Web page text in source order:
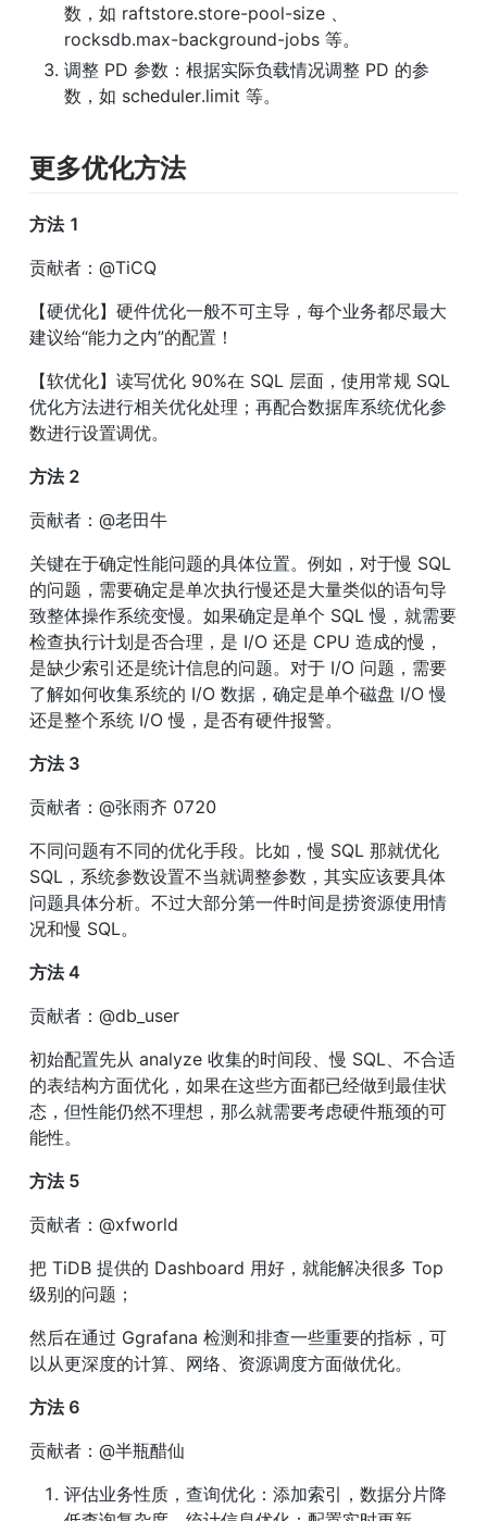
数，如 raftstore.store-pool-size 、
rocksdb.max-background-jobs 等。
调整 PD 参数：根据实际负载情况调整 PD 的参
数，如 scheduler.limit 等。
更多优化方法
方法 1
贡献者：@TiCQ
【硬优化】硬件优化一般不可主导，每个业务都尽最大
建议给“能力之内”的配置！
【软优化】读写优化 90%在 SQL 层面，使用常规 SQL
优化方法进行相关优化处理；再配合数据库系统优化参
数进行设置调优。
方法 2
贡献者：@老田牛
关键在于确定性能问题的具体位置。例如，对于慢 SQL
的问题，需要确定是单次执行慢还是大量类似的语句导
致整体操作系统变慢。如果确定是单个 SQL 慢，就需要
检查执行计划是否合理，是 I/O 还是 CPU 造成的慢，
是缺少索引还是统计信息的问题。对于 I/O 问题，需要
了解如何收集系统的 I/O 数据，确定是单个磁盘 I/O 慢
还是整个系统 I/O 慢，是否有硬件报警。
方法 3
贡献者：@张雨齐 0720
不同问题有不同的优化手段。比如，慢 SQL 那就优化
SQL，系统参数设置不当就调整参数，其实应该要具体
问题具体分析。不过大部分第一件时间是捞资源使用情
况和慢 SQL。
方法 4
贡献者：@db_user
初始配置先从 analyze 收集的时间段、慢 SQL、不合适
的表结构方面优化，如果在这些方面都已经做到最佳状
态，但性能仍然不理想，那么就需要考虑硬件瓶颈的可
能性。
方法 5
贡献者：@xfworld
把 TiDB 提供的 Dashboard 用好，就能解决很多 Top
级别的问题；
然后在通过 Ggrafana 检测和排查一些重要的指标，可
以从更深度的计算、网络、资源调度方面做优化。
方法 6
贡献者：@半瓶醋仙
评估业务性质，查询优化：添加索引，数据分片降